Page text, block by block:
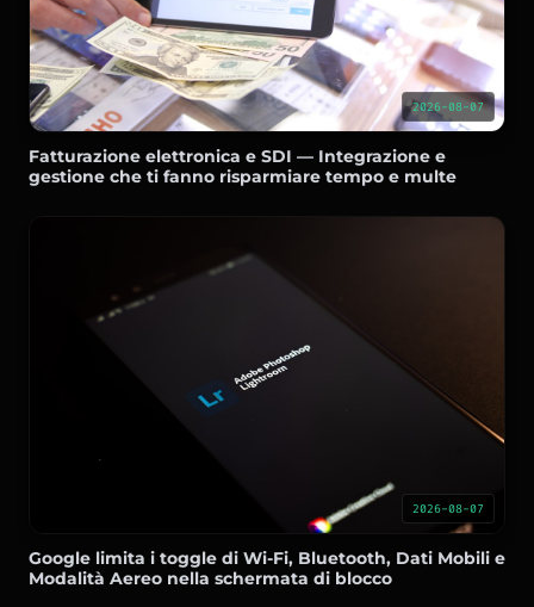
2026-08-07
Fatturazione elettronica e SDI — Integrazione e
gestione che ti fanno risparmiare tempo e multe
2026-08-07
Google limita i toggle di Wi-Fi, Bluetooth, Dati Mobili e
Modalità Aereo nella schermata di blocco